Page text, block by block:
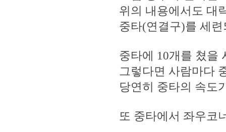
위의 내용에서도 대
중타(연결구)를 세
중타에 10개를 쳤을
그렇다면 사람마다
당연히 중타의 속도
또 중타에서 좌우코